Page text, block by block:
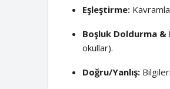
Eşleştirme:
Boşluk Doldurma &
okullar).
Doğru/Yanlış: